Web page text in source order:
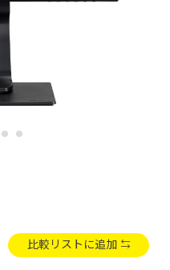
比較リストに追加